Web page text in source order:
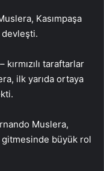
Kasımpaşa
devleşti.
taraftarlar
ilk yarıda ortaya
Muslera,
gitmesinde büyük rol